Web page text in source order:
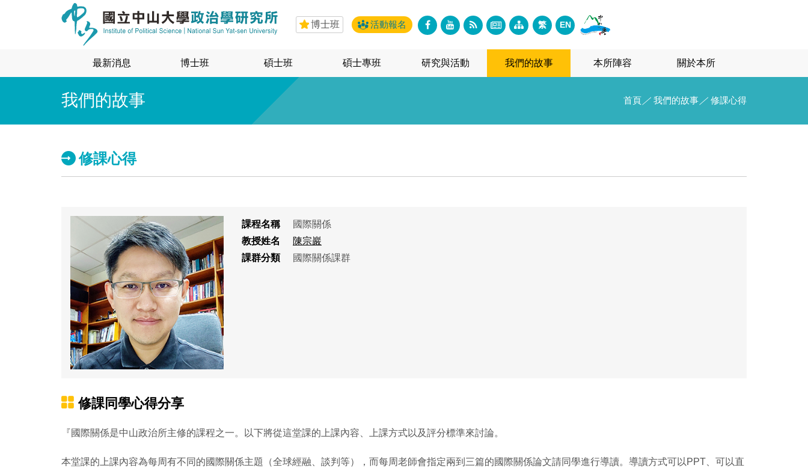
博士班 活動報名 繁 EN
最新消息 博士班 碩士班 碩士專班 研究與活動 我們的故事 本所陣容 關於本所
我們的故事 首頁 ／ 我們的故事 ／ 修課心得
修課心得
課程名稱
國際關係
教授姓名
陳宗巖
課群分類
國際關係課群
修課同學心得分享
『國際關係是中山政治所主修的課程之一。以下將從這堂課的上課內容、上課方式以及評分標準來討論。
本堂課的上課內容為每周有不同的國際關係主題（全球經融、談判等），而每周老師會指定兩到三篇的國際關係論文請同學進行導讀。導讀方式可以PPT、可以直